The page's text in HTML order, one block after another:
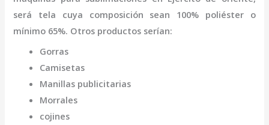
será tela cuya composición sean 100% poliéster o
mínimo 65%. Otros productos serían:
Gorras
Camisetas
Manillas publicitarias
Morrales
cojines